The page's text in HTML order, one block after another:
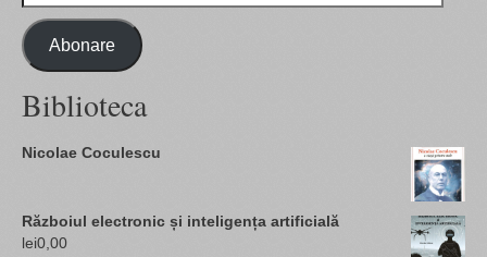
email
Abonare
Biblioteca
Nicolae Coculescu
Războiul electronic și inteligența artificială
lei0,00